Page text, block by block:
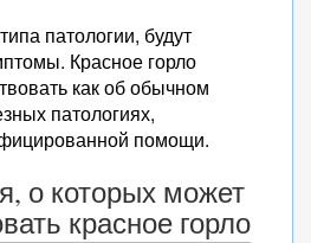
патологии, будут
Красное горло
как об обычном
патологиях,
помощи.
о которых может
красное горло